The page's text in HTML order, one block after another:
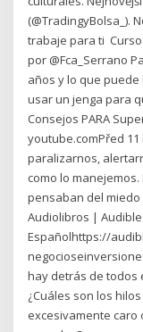
(@TradingyBolsa_).
trabaje para ti
por @Fca_Serrano
años y lo que
usar un jenga para
Consejos PARA
youtube.comPřed
paralizarnos,
como lo
pensaban del miedo
Audiolibros |
Españolhttps://
hay detrás de todos
¿Cuáles son los
excesivamente caro